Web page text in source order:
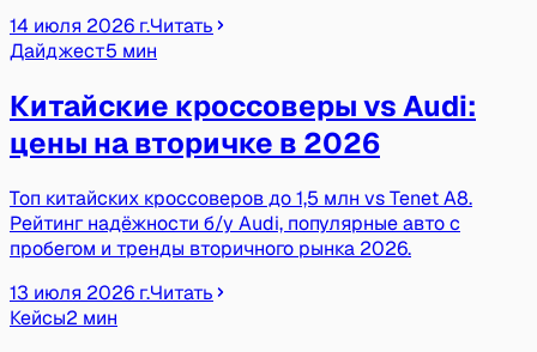
14 июля 2026 г.Читать
Дайджест5 мин
Китайские кроссоверы vs Audi:
цены на вторичке в 2026
Топ китайских кроссоверов до 1,5 млн vs Tenet A8.
Рейтинг надёжности б/у Audi, популярные авто с
пробегом и тренды вторичного рынка 2026.
13 июля 2026 г.Читать
Кейсы2 мин